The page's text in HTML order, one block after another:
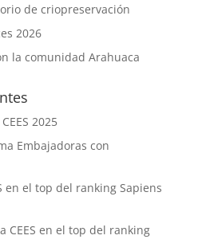
de criopreservación
2026
la comunidad Arahuaca
2025
Embajadoras con
en el top del ranking Sapiens
CEES en el top del ranking